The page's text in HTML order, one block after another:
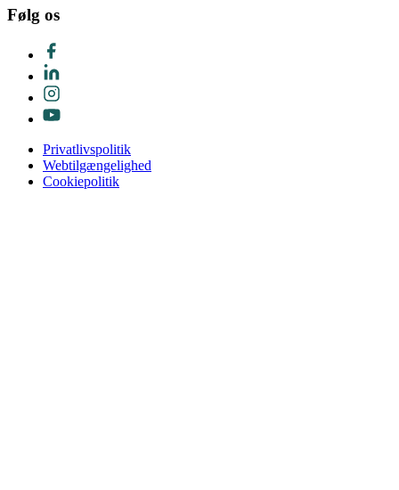
Følg os
Privatlivspolitik
Webtilgængelighed
Cookiepolitik